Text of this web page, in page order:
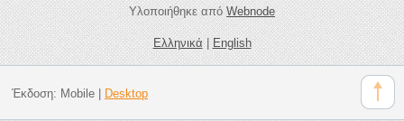
Υλοποιήθηκε απόWebnode
Ελληνικά|English
Έκδοση: Mobile| Desktop